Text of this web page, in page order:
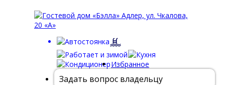
Избранное
Задать вопрос владельцу